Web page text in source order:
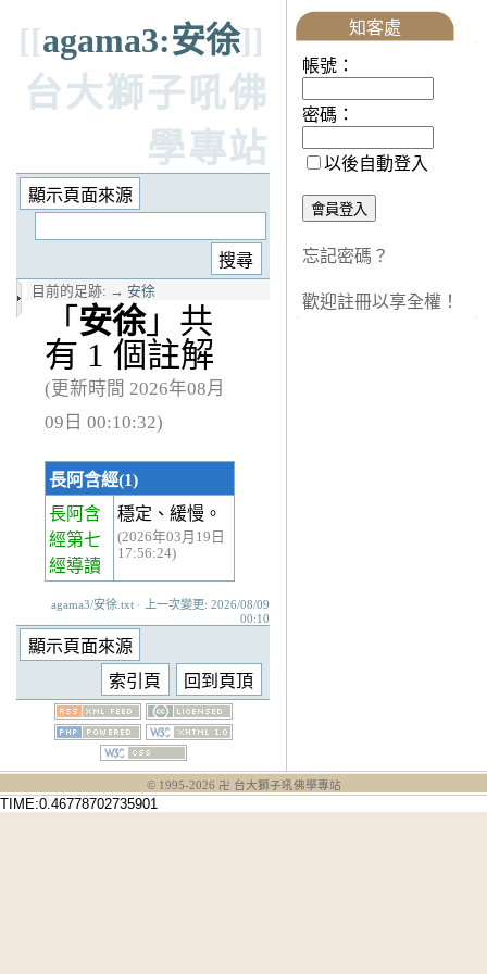
[[agama3:安徐]]
台大獅子吼佛
學專站
目前的足跡: → 安徐
「 安徐」共
有 1 個註解
(更新時間 2026年08月
09日 00:10:32)
長阿含經(1)
長阿含
經第七
經導讀
穩定、緩慢。
(2026年03月19日
17:56:24)
agama3/安徐.txt · 上一次變更: 2026/08/09
00:10
知客處
帳號：
密碼：
以後自動登入
忘記密碼？
歡迎註冊以享全權！
© 1995-2026 卍 台大獅子吼佛學專站
TIME:0.46778702735901